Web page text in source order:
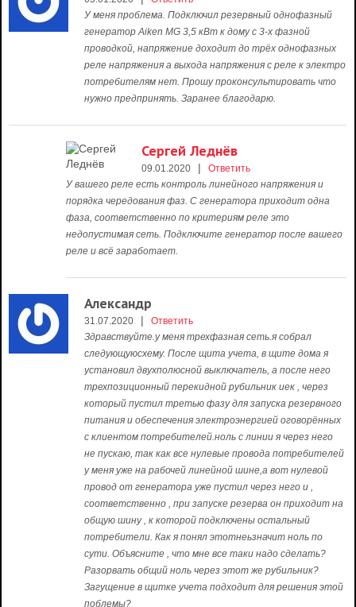
У меня проблема. Подключил резервный однофазный
генератор Aiken MG 3,5 кВт к дому с 3-х фазной
проводкой, напряжение доходит до трёх однофазных
реле напряжения а выхода напряжения с реле к электро
потребителям нет. Прошу проконсультировать что
нужно предпринять. Заранее благодарю.
Сергей Леднёв
09.01.2020 |
Ответить
У вашего реле есть контроль линейного напряжения и
порядка чередования фаз. С генератора приходит одна
фаза, соответственно по критериям реле это
недопустимая сеть. Подключите генератор после вашего
реле и всё заработает.
Александр
31.07.2020 |
Ответить
Здравствуйте.у меня трехфазная сеть.я собрал
следующуюсхему. После щита учета, в щите дома я
установил двухполюсной выключатель, а после него
трехпозиционный перекидной рубильник иек , через
который пустил третью фазу для запуска резервного
питания и обеспечения электроэнергией оговорённых
с клиентом потребителей.ноль с линии я через него
не пускаю, так как все нулевые провода потребителей
у меня уже на рабочей линейной шине,а вот нулевой
провод от генератора уже пустил через него и ,
соответственно , при запуске резерва он приходит на
общую шину , к которой подключены остальный
потребители. Как я понял этотнеьзначит ноль по
сути. Объясните , что мне все таки надо сделать?
Разорвать общий ноль через этот же рубильник?
Загущение в щитке учета подходит для решения этой
поблемы?